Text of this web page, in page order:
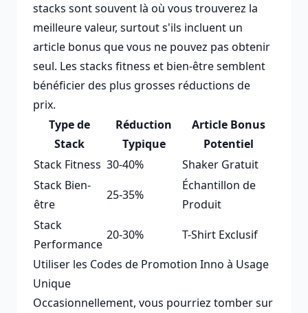
stacks sont souvent là où vous trouverez la
meilleure valeur, surtout s'ils incluent un
article bonus que vous ne pouvez pas obtenir
seul. Les stacks fitness et bien-être semblent
bénéficier des plus grosses réductions de
prix.
Type de
Stack
Réduction
Typique
Article Bonus
Potentiel
Stack Fitness 30-40%
Shaker Gratuit
Stack Bien-
être
25-35%
Échantillon de
Produit
Stack
Performance
20-30%
T-Shirt Exclusif
Utiliser les Codes de Promotion Inno à Usage
Unique
Occasionnellement, vous pourriez tomber sur